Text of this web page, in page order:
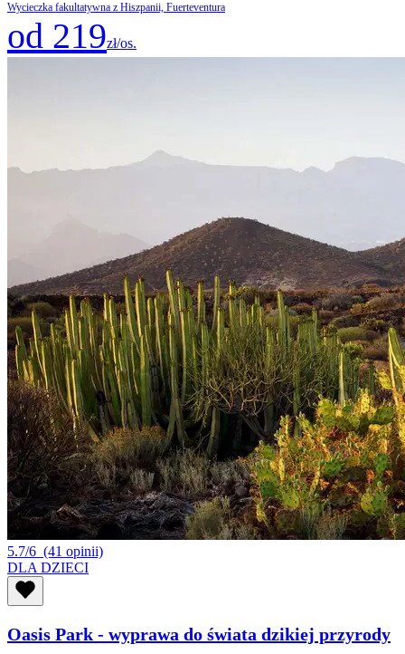
Wycieczka fakultatywna z Hiszpanii, Fuerteventura
od 219zł/os.
5.7/6 (41 opinii)
DLA DZIECI
Oasis Park - wyprawa do świata dzikiej przyrody